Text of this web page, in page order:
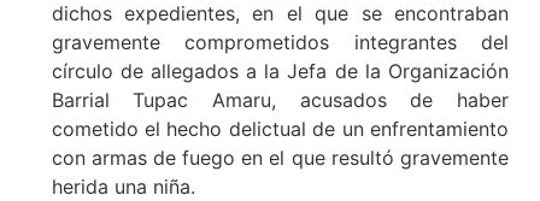
dichos expedientes, en el que se encontraban
gravemente comprometidos integrantes del
círculo de allegados a la Jefa de la Organización
Barrial Tupac Amaru, acusados de haber
cometido el hecho delictual de un enfrentamiento
con armas de fuego en el que resultó gravemente
herida una niña.